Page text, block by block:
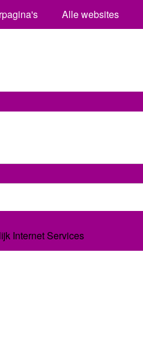
Alle websites
Internet Services